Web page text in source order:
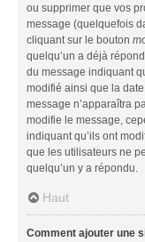
ou supprimer que vos
message (quelquefois
cliquant sur le bouton
quelqu’un a déjà
du message indiquant
modifié ainsi que la
message n’apparaîtra
modifie le message,
indiquant qu’ils ont
que les utilisateurs ne
quelqu’un y a répondu.
Haut
Comment ajouter une